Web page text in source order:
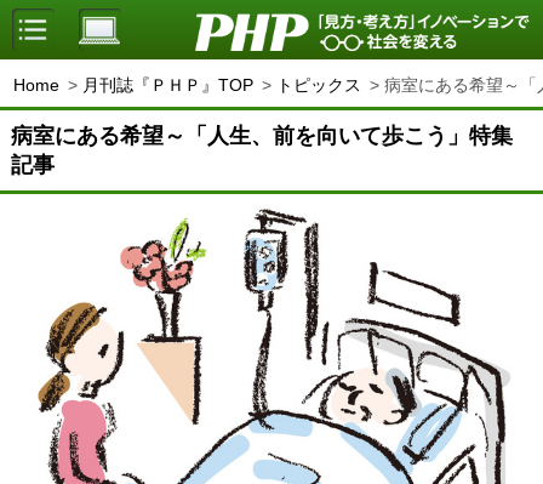
Home 月刊誌『ＰＨＰ』TOP トピックス 病室にある希望～
病室にある希望～「人生、前を向いて歩こう」特集
記事